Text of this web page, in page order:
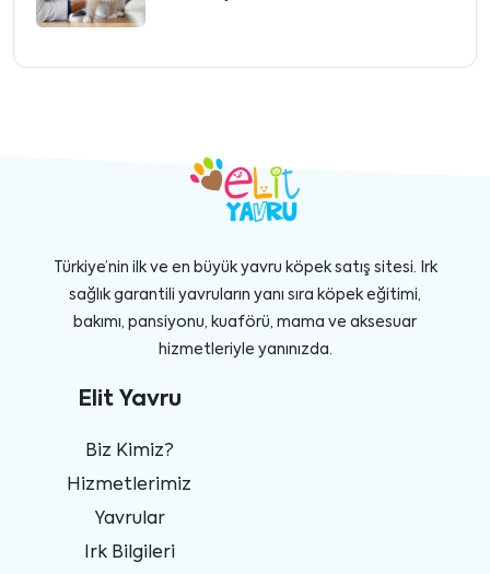
Türkiye’nin ilk ve en büyük yavru köpek satış sitesi. Irk
sağlık garantili yavruların yanı sıra köpek eğitimi,
bakımı, pansiyonu, kuaförü, mama ve aksesuar
hizmetleriyle yanınızda.
Elit Yavru
Biz Kimiz?
Hizmetlerimiz
Yavrular
Irk Bilgileri